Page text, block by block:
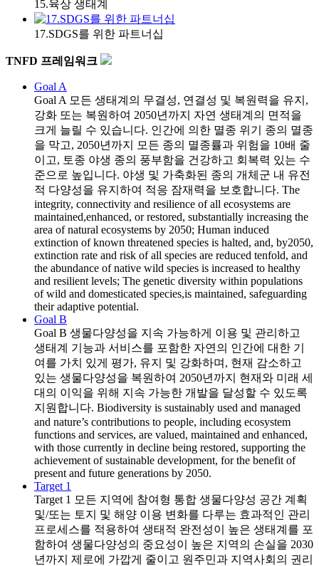
15.육상 생태계
17.SDGS를 위한 파트너십
TNFD 프레임워크
Goal A
Goal A 모든 생태계의 무결성, 연결성 및 복원력을 유지,
강화 또는 복원하여 2050년까지 자연 생태계의 면적을
크게 늘릴 수 있습니다. 인간에 의한 멸종 위기 종의 멸종
을 막고, 2050년까지 모든 종의 멸종률과 위험을 10배 줄
이고, 토종 야생 종의 풍부함을 건강하고 회복력 있는 수
준으로 높입니다. 야생 및 가축화된 종의 개체군 내 유전
적 다양성을 유지하여 적응 잠재력을 보호합니다. The
integrity, connectivity and resilience of all ecosystems are
maintained,enhanced, or restored, substantially increasing the
area of natural ecosystems by 2050; Human induced
extinction of known threatened species is halted, and, by2050,
extinction rate and risk of all species are reduced tenfold, and
the abundance of native wild species is increased to healthy
and resilient levels; The genetic diversity within populations
of wild and domesticated species,is maintained, safeguarding
their adaptive potential.
Goal B
Goal B 생물다양성을 지속 가능하게 이용 및 관리하고
생태계 기능과 서비스를 포함한 자연의 인간에 대한 기
여를 가치 있게 평가, 유지 및 강화하며, 현재 감소하고
있는 생물다양성을 복원하여 2050년까지 현재와 미래 세
대의 이익을 위해 지속 가능한 개발을 달성할 수 있도록
지원합니다. Biodiversity is sustainably used and managed
and nature’s contributions to people, including ecosystem
functions and services, are valued, maintained and enhanced,
with those currently in decline being restored, supporting the
achievement of sustainable development, for the benefit of
present and future generations by 2050.
Target 1
Target 1 모든 지역에 참여형 통합 생물다양성 공간 계획
및/또는 토지 및 해양 이용 변화를 다루는 효과적인 관리
프로세스를 적용하여 생태적 완전성이 높은 생태계를 포
함하여 생물다양성의 중요성이 높은 지역의 손실을 2030
년까지 제로에 가깝게 줄이고 원주민과 지역사회의 권리